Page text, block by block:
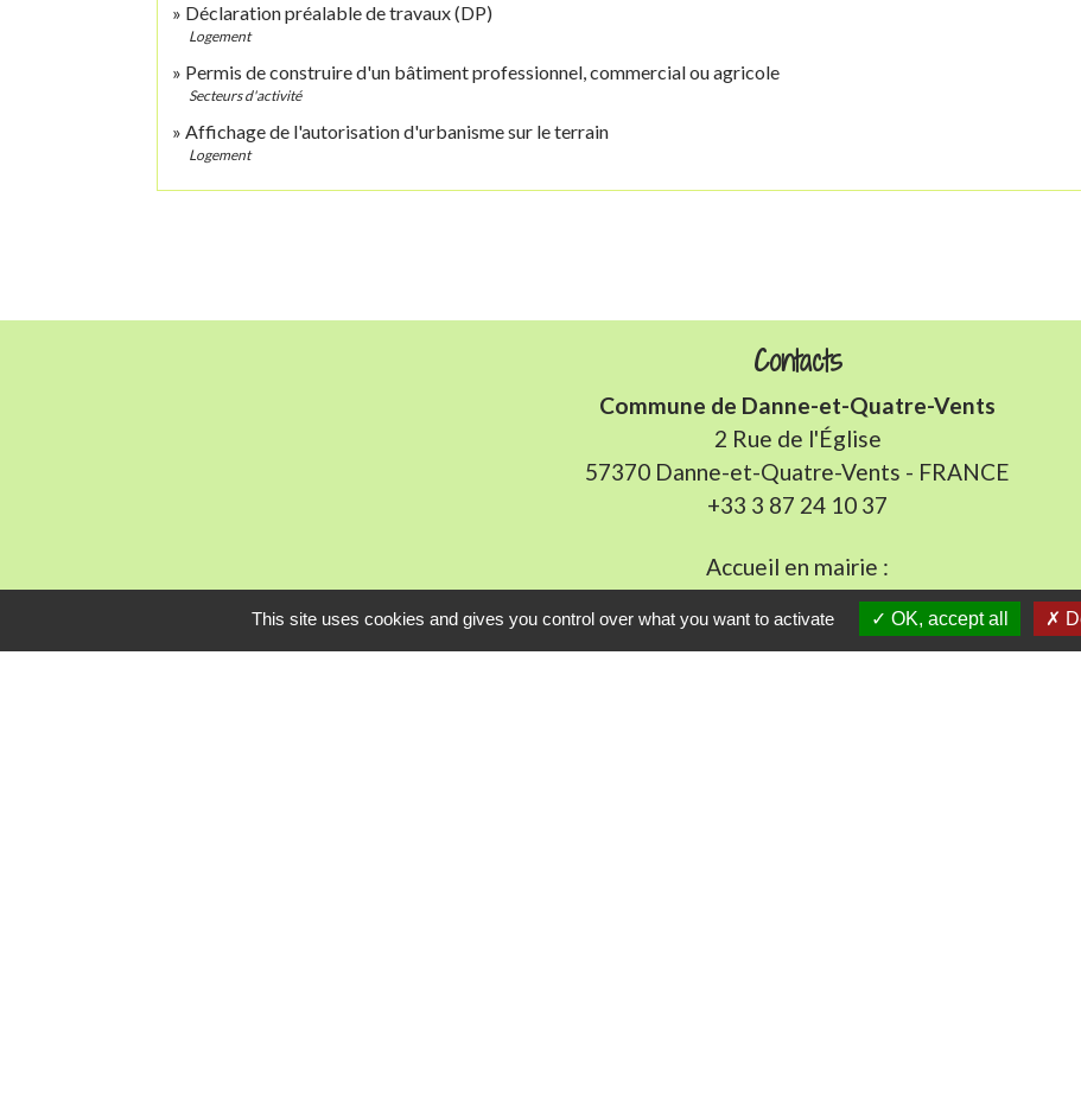
Déclaration préalable de travaux (DP)
Logement
Permis de construire d'un bâtiment professionnel, commercial ou agricole
Secteurs d'activité
Affichage de l'autorisation d'urbanisme sur le terrain
Logement
Contacts
Commune de Danne-et-Quatre-Vents
2 Rue de l'Église
57370 Danne-et-Quatre-Vents - FRANCE
+33 3 87 24 10 37
Accueil en mairie :
Lundi de 10h à 12h et de 16h à 19h
Mardi, jeudi et vendredi de 8h à 11h et de 14h à 16h(fermé le
This site uses cookies and gives you control over what you want to activate OK, accept all